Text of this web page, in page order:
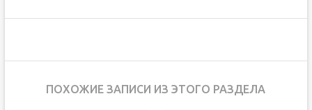
ПОХОЖИЕ ЗАПИСИ ИЗ ЭТОГО РАЗДЕЛА